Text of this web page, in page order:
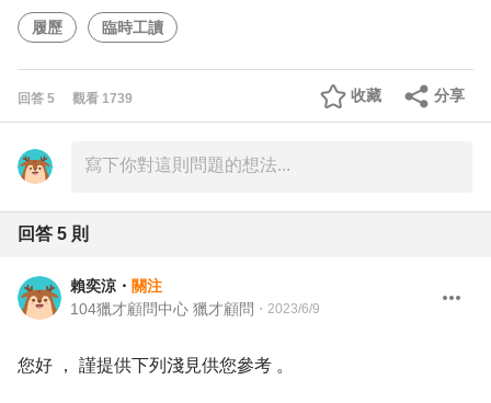
履歷 臨時工讀
回答 5 觀看 1739 分享
收藏
回答 5 則
賴奕涼 ・ 關注
104獵才顧問中心 獵才顧問 ・ 2023/6/9
您好 ， 謹提供下列淺見供您參考 。